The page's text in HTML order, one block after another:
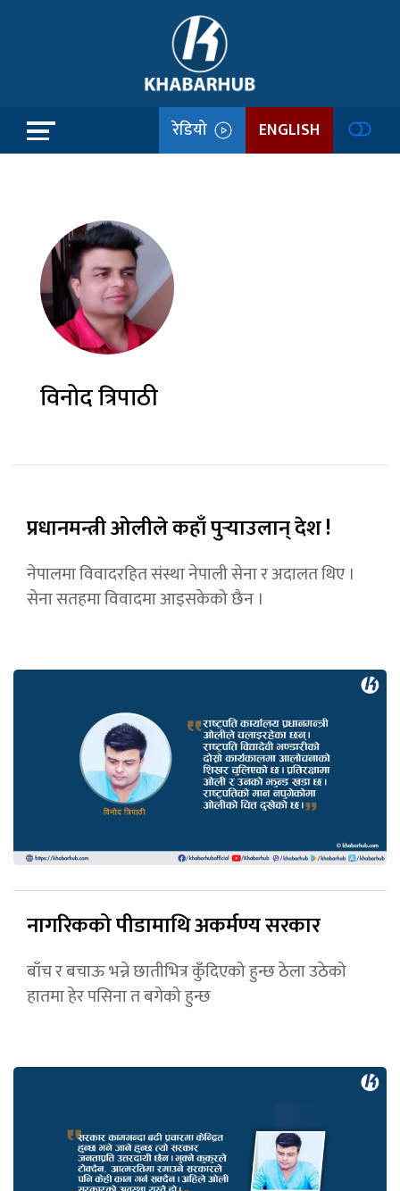
रेडियो ENGLISH
विनोद त्रिपाठी
प्रधानमन्त्री ओलीले कहाँ पुर्‍याउलान् देश !
नेपालमा विवादरहित संस्था नेपाली सेना र अदालत थिए ।
सेना सतहमा विवादमा आइसकेको छैन ।
नागरिकको पीडामाथि अकर्मण्य सरकार
बाँच र बचाऊ भन्ने छातीभित्र कुँदिएको हुन्छ ठेला उठेको
हातमा हेर पसिना त बगेको हुन्छ